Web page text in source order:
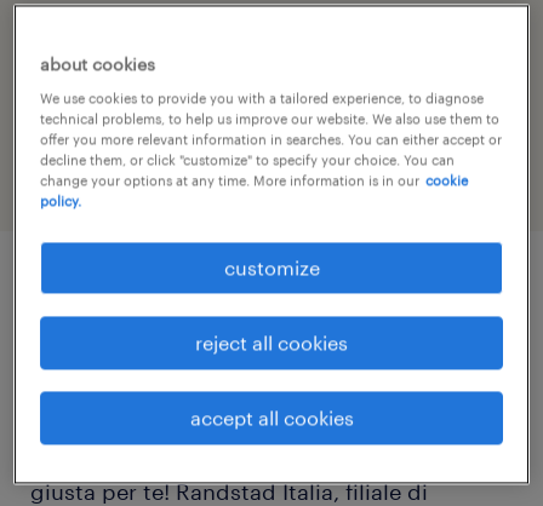
job category
other
job details
alla ricerca di una nuova opportunità
giusta per te! Randstad Italia, filiale di
about cookies
We use cookies to provide you with a tailored experience, to diagnose
technical problems, to help us improve our website. We also use them to
offer you more relevant information in searches. You can either accept or
decline them, or click "customize" to specify your choice. You can
change your options at any time. More information is in our cookie
policy.
customize
reject all cookies
accept all cookies